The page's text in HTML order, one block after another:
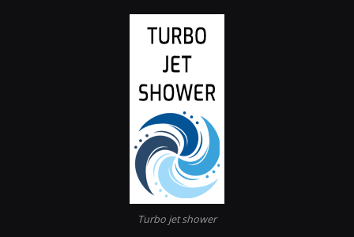
Turbo jet shower